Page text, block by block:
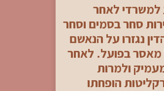
לאחר
סחר בסמים וסחר
נגזרו על הנאשם
מאסר בפועל. לאחר
מעמיק ולמרות
הופחתו